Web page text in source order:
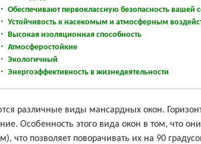
Обеспечивают первоклассную безопасность вашей
Устойчивость к насекомым и атмосферным
Высокая изоляционная способность
Атмосферостойкие
Экологичный
Энергоэффективность в жизнедеятельности
различные виды мансардных окон.
Особенность этого вида окон в том, что
что позволяет поворачивать их на 90